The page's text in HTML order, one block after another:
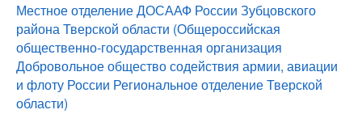
Местное отделение ДОСААФ России Зубцовского
района Тверской области (Общероссийская
общественно-государственная организация
Добровольное общество содействия армии, авиации
и флоту России Региональное отделение Тверской
области)